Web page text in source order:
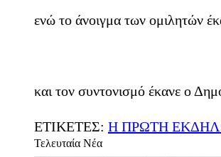
ενώ το άνοιγμα των ομιλητών
και τον συντονισμό έκανε ο
ΕΤΙΚΕΤΕΣ: Η ΠΡΩΤΗ
Τελευταία Νέα